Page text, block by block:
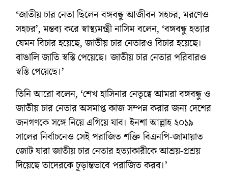
‘জাতীয় চার নেতা ছিলেন বঙ্গবন্ধু আজীবন সহচর, মরণেও
সহচর’, মন্তব্য করে স্বাস্থ্যমন্ত্রী নাসিম বলেন, ‘বঙ্গবন্ধু হত্যার
যেমন বিচার হয়েছে, জাতীয় চার নেতারও বিচার হয়েছে।
বাঙালি জাতি স্বস্তি পেয়েছে। জাতীয় চার নেতার পরিবারও
স্বস্তি পেয়েছে।’
তিনি আরো বলেন, ‘শেখ হাসিনার নেতৃত্বে আমরা বঙ্গবন্ধু ও
জাতীয় চার নেতার অসমাপ্ত কাজ সম্পন্ন করার জন্য দেশের
জনগণকে সঙ্গে নিয়ে এগিয়ে যাব। ইনশা আল্লাহ ২০১৯
সালের নির্বাচনেও সেই পরাজিত শক্তি বিএনপি-জামায়াত
জোট যারা জাতীয় চার নেতার হত্যাকারীকে আশ্রয়-প্রশ্রয়
দিয়েছে তাদেরকে চূড়ান্তভাবে পরাজিত করব।’